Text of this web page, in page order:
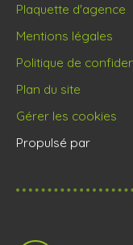
Plaquette d'agence
Mentions légales
Politique de
Plan du site
Gérer les cookies
Propulsé par